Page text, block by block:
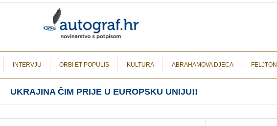
INTERVJU ORBI ET POPULIS KULTURA ABRAHAMOVA DJECA FELJTON
UKRAJINA ČIM PRIJE U EUROPSKU UNIJU!!